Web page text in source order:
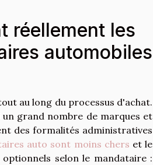
réellement les
automobiles
au long du processus d'achat.
un grand nombre de marques et
des formalités administratives
auto sont moins chers et le
selon le mandataire :